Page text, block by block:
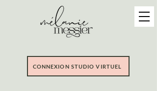
CONNEXION STUDIO VIRTUEL